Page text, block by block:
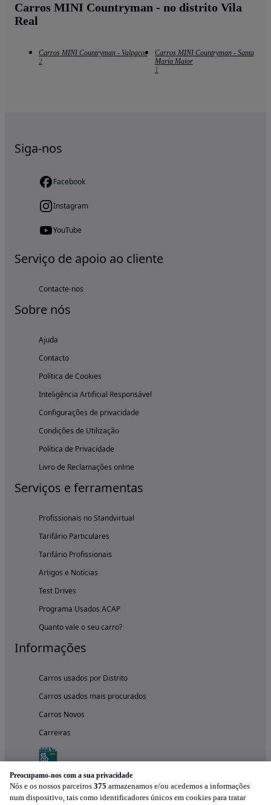
Carros MINI Countryman - no distrito Vila
Real
Carros MINI Countryman - Valpaços
2
Carros MINI Countryman - Santa
Maria Maior
1
Siga-nos
Facebook
Instagram
YouTube
Serviço de apoio ao cliente
Contacte-nos
Sobre nós
Ajuda
Contacto
Política de Cookies
Inteligência Artificial Responsável
Configurações de privacidade
Condições de Utilização
Política de Privacidade
Livro de Reclamações online
Serviços e ferramentas
Profissionais no Standvirtual
Tarifário Particulares
Tarifário Profissionais
Artigos e Notícias
Test Drives
Programa Usados ACAP
Quanto vale o seu carro?
Informações
Carros usados por Distrito
Carros usados mais procurados
Carros Novos
Carreiras
Preocupamo-nos com a sua privacidade
Nós e os nossos parceiros 375 armazenamos e/ou acedemos a informações
num dispositivo, tais como identificadores únicos em cookies para tratar